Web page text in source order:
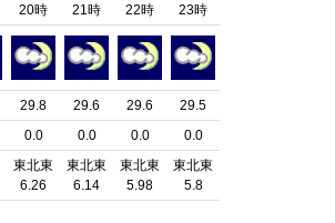
20時
29.8
0.0
東北東
6.26
21時
29.6
0.0
東北東
6.14
22時
29.6
0.0
東北東
5.98
23時
29.5
0.0
東北東
5.8